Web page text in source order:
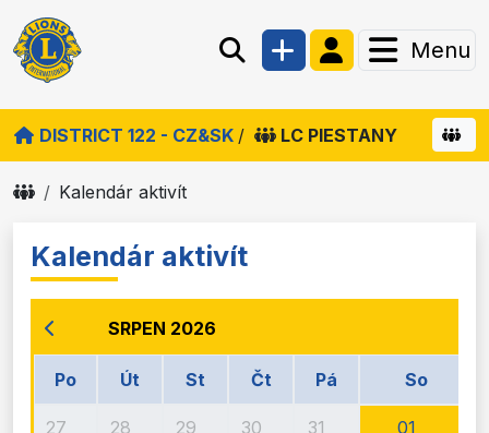
Menu
DISTRICT 122 - CZ&SK / LC PIESTANY
Kalendár aktivít
Kalendár aktivít
SRPEN 2026
Po Út St Čt Pá So
27 28 29 30 31 01